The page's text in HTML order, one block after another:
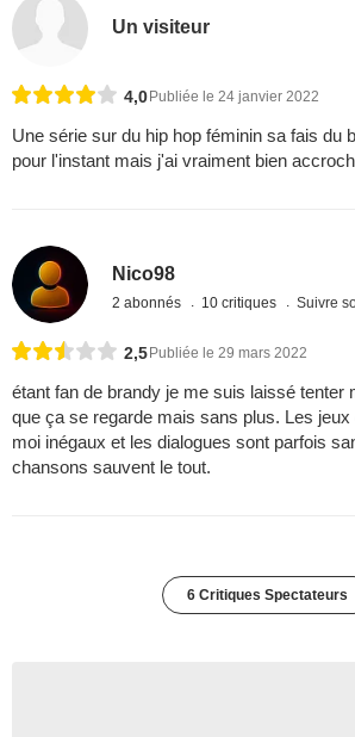
Un visiteur
4,0 Publiée le 24 janvier 2022
Une série sur du hip hop féminin sa fais du
pour l'instant mais j'ai vraiment bien
Nico98
2 abonnés 10 critiques Suivre
2,5Publiée le 29 mars 2022
étant fan de brandy je me suis laissé tenter
que ça se regarde mais sans plus. Les
moi inégaux et les dialogues sont parfois
chansons sauvent le tout.
6 Critiques Spectateurs